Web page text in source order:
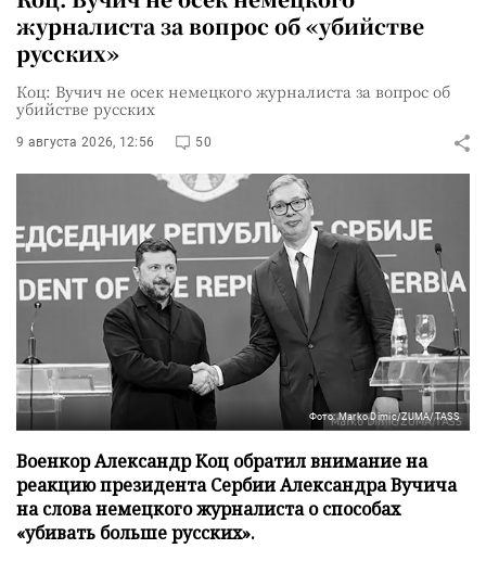
журналиста за вопрос об «убийстве
русских»
Коц: Вучич не осек немецкого журналиста за вопрос об
убийстве русских
9 августа 2026, 12:56 50
Фото: Marko Dimic/ZUMA/TASS
Военкор Александр Коц обратил внимание на
реакцию президента Сербии Александра Вучича
на слова немецкого журналиста о способах
«убивать больше русских».